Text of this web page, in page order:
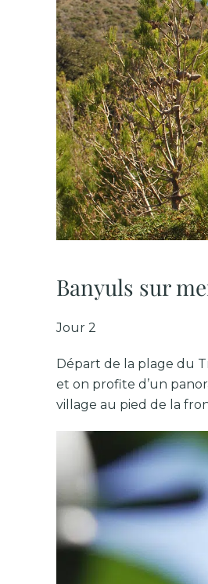
Banyuls sur
Jour 2
Départ de la plage du
et on profite d’un
village au pied de la